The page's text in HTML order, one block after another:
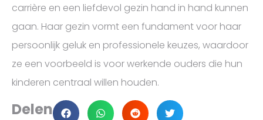
carrière en een liefdevol gezin hand in hand kunnen
gaan. Haar gezin vormt een fundament voor haar
persoonlijk geluk en professionele keuzes, waardoor
ze een voorbeeld is voor werkende ouders die hun
kinderen centraal willen houden.
Delen